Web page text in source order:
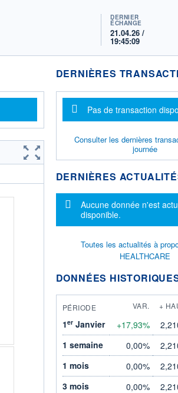
DERNIER
ÉCHANGE
21.04.26 /
19:45:09
DERNIÈRES
Message
Pas de transaction
Consulter les dernières
journée
DERNIÈRES
Message d'information
Aucune donnée n'est
disponible.
Toutes les actualités à
HEALTHCARE
DONNÉES
PÉRIODE VAR. +
1erJanvier +17,93%
1 semaine
0,00%
1 mois
0,00%
3 mois
0,00%